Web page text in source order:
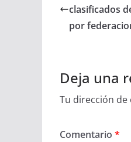
clasificados
por
Deja una
Tu dirección
Comentario *